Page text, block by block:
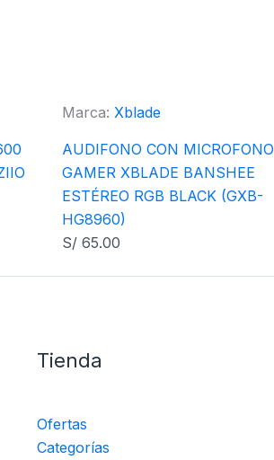
Marca: Xblade
AUDIFONO CON MICROFONO
GAMER XBLADE BANSHEE
ESTÉREO RGB BLACK (GXB-
HG8960)
S/ 65.00
Tienda
Ofertas
Categorías